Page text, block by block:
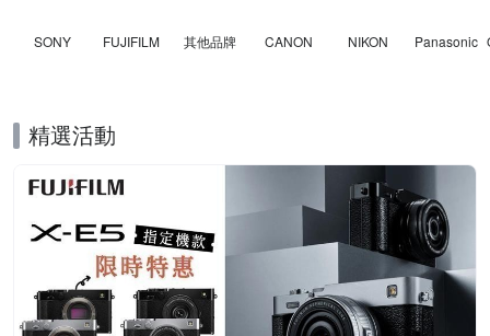
SONY FUJIFILM 其他品牌 CANON NIKON Panasonic
精選活動